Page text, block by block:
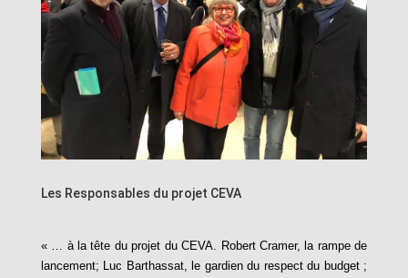
Les Responsables du projet CEVA
« … à la tête du projet du CEVA. Robert Cramer, la rampe de
lancement; Luc Barthassat, le gardien du respect du budget ;